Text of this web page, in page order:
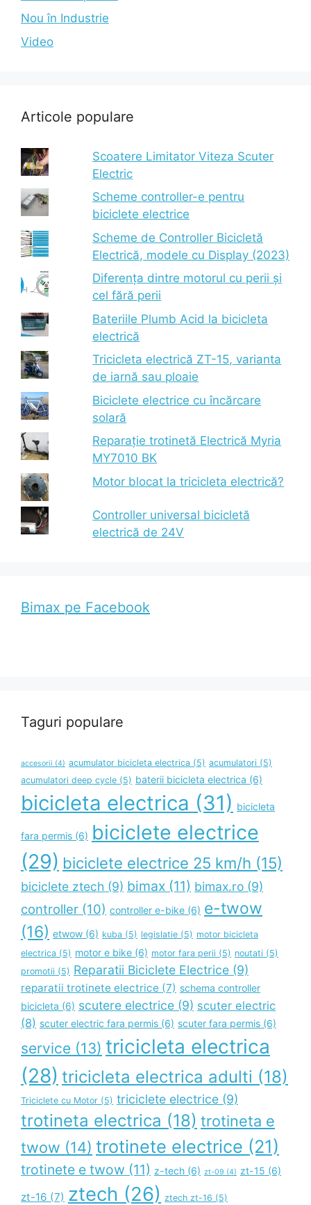
Nou în Industrie
Video
Articole populare
Scoatere Limitator Viteza Scuter
Electric
Scheme controller-e pentru
biciclete electrice
Scheme de Controller Bicicletă
Electrică, modele cu Display (2023)
Diferența dintre motorul cu perii și
cel fără perii
Bateriile Plumb Acid la bicicleta
electrică
Tricicleta electrică ZT-15, varianta
de iarnă sau ploaie
Biciclete electrice cu încărcare
solară
Reparație trotinetă Electrică Myria
MY7010 BK
Motor blocat la tricicleta electrică?
Controller universal bicicletă
electrică de 24V
Bimax pe Facebook
Taguri populare
accesorii (4) acumulator bicicleta electrica (5) acumulatori (5)
acumulatori deep cycle (5) baterii bicicleta electrica (6)
bicicleta electrica (31) bicicleta
fara permis (6) biciclete electrice
(29) biciclete electrice 25 km/h (15)
biciclete ztech (9) bimax (11) bimax.ro (9)
controller (10) controller e-bike (6) e-twow
(16) etwow (6) kuba (5) legislatie (5) motor bicicleta
electrica (5) motor e bike (6) motor fara perii (5) noutati (5)
promotii (5) Reparatii Biciclete Electrice (9)
reparatii trotinete electrice (7) schema controller
bicicleta (6) scutere electrice (9) scuter electric
(8) scuter electric fara permis (6) scuter fara permis (6)
service (13) tricicleta electrica
(28) tricicleta electrica adulti (18)
Triciclete cu Motor (5) triciclete electrice (9)
trotineta electrica (18) trotineta e
twow (14) trotinete electrice (21)
trotinete e twow (11) z-tech (6) zt-09 (4) zt-15 (6)
zt-16 (7) ztech (26) ztech zt-16 (5)